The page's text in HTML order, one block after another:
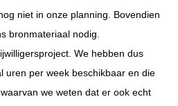
niet in onze planning. Bovendien
bronmateriaal nodig.
We hebben dus
uren per week beschikbaar en die
we weten dat er ook echt